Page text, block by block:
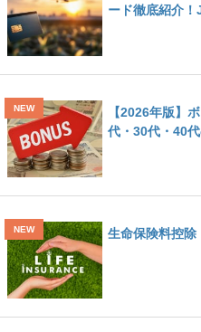
ード徹底紹介
【2026年版】
代・30代・40
生命保険料控